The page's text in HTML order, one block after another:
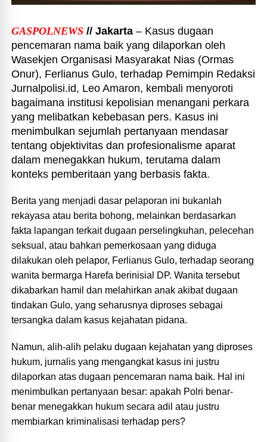
GASPOLNEWS // Jakarta– Kasus dugaan
pencemaran nama baik yang dilaporkan oleh
Wasekjen Organisasi Masyarakat Nias (Ormas
Onur), Ferlianus Gulo, terhadap Pemimpin Redaksi
Jurnalpolisi.id, Leo Amaron, kembali menyoroti
bagaimana institusi kepolisian menangani perkara
yang melibatkan kebebasan pers. Kasus ini
menimbulkan sejumlah pertanyaan mendasar
tentang objektivitas dan profesionalisme aparat
dalam menegakkan hukum, terutama dalam
konteks pemberitaan yang berbasis fakta.
Berita yang menjadi dasar pelaporan ini bukanlah
rekayasa atau berita bohong, melainkan berdasarkan
fakta lapangan terkait dugaan perselingkuhan, pelecehan
seksual, atau bahkan pemerkosaan yang diduga
dilakukan oleh pelapor, Ferlianus Gulo, terhadap seorang
wanita bermarga Harefa berinisial DP. Wanita tersebut
dikabarkan hamil dan melahirkan anak akibat dugaan
tindakan Gulo, yang seharusnya diproses sebagai
tersangka dalam kasus kejahatan pidana.
Namun, alih-alih pelaku dugaan kejahatan yang diproses
hukum, jurnalis yang mengangkat kasus ini justru
dilaporkan atas dugaan pencemaran nama baik. Hal ini
menimbulkan pertanyaan besar: apakah Polri benar-
benar menegakkan hukum secara adil atau justru
membiarkan kriminalisasi terhadap pers?